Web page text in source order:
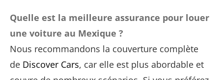
Quelle est la meilleure assurance pour louer
une voiture au Mexique ?
Nous recommandons la couverture complète
de Discover Cars, car elle est plus abordable et